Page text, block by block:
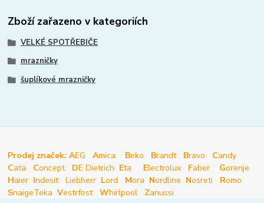
Zboží zařazeno v kategoriích
VELKÉ SPOTŘEBIČE
mrazničky
šuplíkové mrazničky
Prodej značek: AEG Amica Beko Brandt Bravo Candy
Cata Concept DE Dietrich Eta Electrolux Faber Gorenje
Haier Indesit Liebherr Lord Mora Nordline Nosreti Romo
SnaigeTeka Vestrfost Whirlpool Zanussi